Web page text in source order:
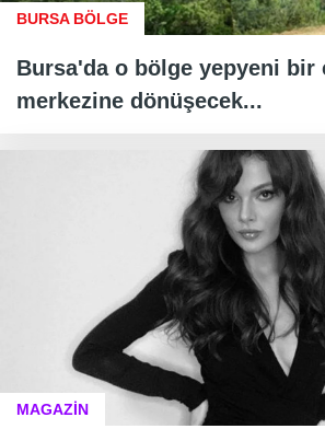
BURSA BÖLGE
Bursa'da o bölge yepyeni bir
merkezine dönüşecek...
MAGAZİN